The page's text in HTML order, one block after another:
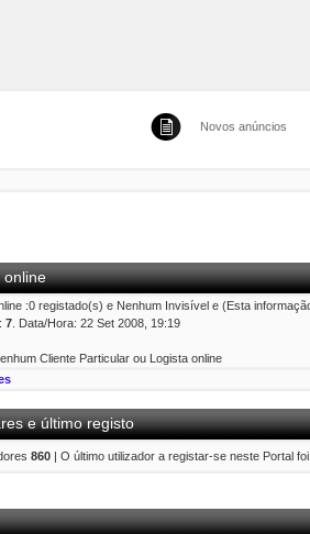
Novos anúncios
online
:0 registado(s) e Nenhum Invisível e (Esta
7 . Data/Hora: 22 Set 2008, 19:19
Cliente Particular ou Logista online
e último registo
860 | O último utilizador a registar-se neste Portal